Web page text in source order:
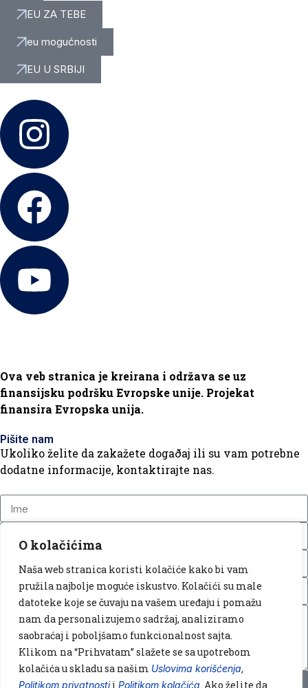
O kolačićima
Naša web stranica koristi kolačiće kako bi vam
pružila najbolje moguće iskustvo. Kolačići su male
datoteke koje se čuvaju na vašem uređaju i pomažu
nam da personalizujemo sadržaj, analiziramo
saobraćaj i poboljšamo funkcionalnost sajta.
Klikom na “Prihvatam” slažete se sa upotrebom
kolačića u skladu sa našim Uslovima korišćenja,
Politikom privatnostii Politikom kolačića. Ako želite da
EU ZA TEBE
eu mogućnosti
EU U SRBIJI
Ova veb stranica je kreirana i održava se uz
finansijsku podršku Evropske unije. Projekat
finansira Evropska unija.
Pišite nam
Ukoliko želite da zakažete dogaðaj ili su vam potrebne
dodatne informacije, kontaktirajte nas.
POŠALJI